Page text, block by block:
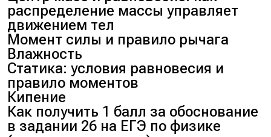
распределение массы управляет
движением тел
Момент силы и правило рычага
Влажность
Статика: условия равновесия и
правило моментов
Кипение
Как получить 1 балл за обоснование
в задании 26 на ЕГЭ по физике